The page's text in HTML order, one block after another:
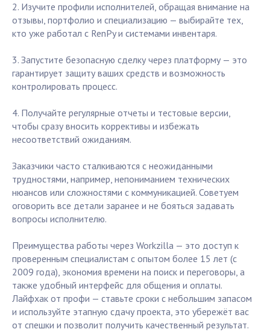
2. Изучите профили исполнителей, обращая внимание на
отзывы, портфолио и специализацию — выбирайте тех,
кто уже работал с RenPy и системами инвентаря.
3. Запустите безопасную сделку через платформу — это
гарантирует защиту ваших средств и возможность
контролировать процесс.
4. Получайте регулярные отчеты и тестовые версии,
чтобы сразу вносить коррективы и избежать
несоответствий ожиданиям.
Заказчики часто сталкиваются с неожиданными
трудностями, например, непониманием технических
нюансов или сложностями с коммуникацией. Советуем
оговорить все детали заранее и не бояться задавать
вопросы исполнителю.
Преимущества работы через Workzilla — это доступ к
проверенным специалистам с опытом более 15 лет (с
2009 года), экономия времени на поиск и переговоры, а
также удобный интерфейс для общения и оплаты.
Лайфхак от профи — ставьте сроки с небольшим запасом
и используйте этапную сдачу проекта, это убережёт вас
от спешки и позволит получить качественный результат.